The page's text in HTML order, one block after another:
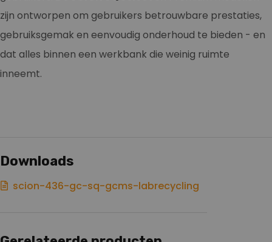
zijn ontworpen om gebruikers betrouwbare prestaties,
gebruiksgemak en eenvoudig onderhoud te bieden - en
dat alles binnen een werkbank die weinig ruimte
inneemt.
Downloads
scion-436-gc-sq-gcms-labrecycling